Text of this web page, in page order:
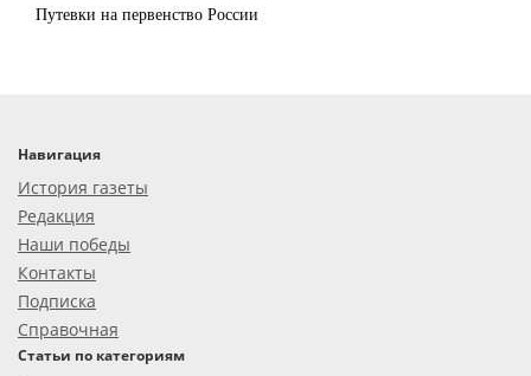
Путевки на первенство России
Навигация
История газеты
Редакция
Наши победы
Контакты
Подписка
Справочная
Статьи по категориям